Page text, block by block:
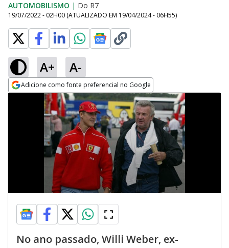
AUTOMOBILISMO | Do R7
19/07/2022 - 02H00 (ATUALIZADO EM 19/04/2024 - 06H55)
A+ A-
Adicione como fonte preferencial no Google
Opens in new window
No ano passado, Willi Weber, ex-